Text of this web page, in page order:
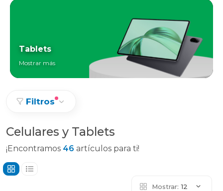
Tablets
Mostrar más
Filtros
Celulares y Tablets
¡Encontramos 46 artículos para ti!
Mostrar: 12